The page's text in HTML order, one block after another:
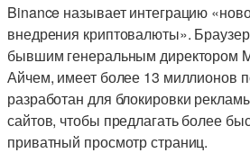
Binance называет интеграцию
внедрения криптовалюты».
бывшим генеральным директором
Айчем, имеет более 13 миллионов
разработан для блокировки
сайтов, чтобы предлагать более
приватный просмотр страниц.